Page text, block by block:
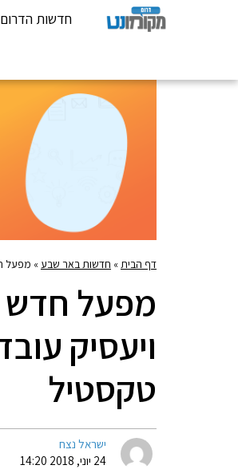
חדשות הדרום
דף הבית » חדשות באר שבע » מפעל
מפעל חדש
ויעסיק
טקסטיל
ישראל נצח
24 יוני, 2018 14:20